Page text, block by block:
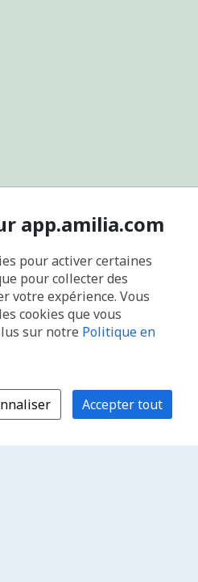
app.amilia.com
pour activer certaines
pour collecter des
votre expérience. Vous
cookies que vous
sur notre Politique en
Accepter tout